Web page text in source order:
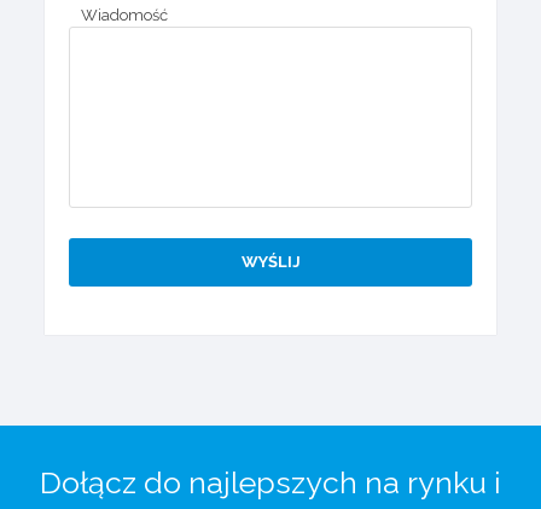
Wiadomość
Dołącz do najlepszych na rynku i